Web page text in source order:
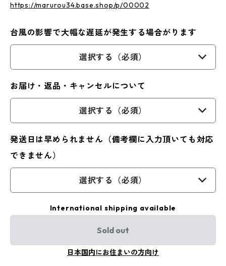
https://marurou34.base.shop/p/00002
台風の影響で大幅な遅延が発生する場合がります
選択する（必須）
お届け・返品・キャンセルについて
選択する（必須）
発送日は早められません（備考欄に入力頂いても対応
できません）
選択する（必須）
International shipping available
Sold out
日本国内にお住まいの方向け